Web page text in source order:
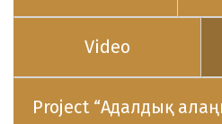
Video
Project “Адалдық